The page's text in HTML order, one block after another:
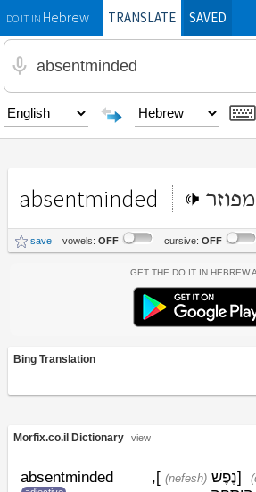
DO IT INHebrewTRANSLATE SAVED
absentminded מפוזר
save vowels: OFF cursive: OFF
Get the Do It In Hebrew
Bing Translation
Morfix.co.il Dictionary view
absentminded [
(nefesh) נֶפֶשׁ
],